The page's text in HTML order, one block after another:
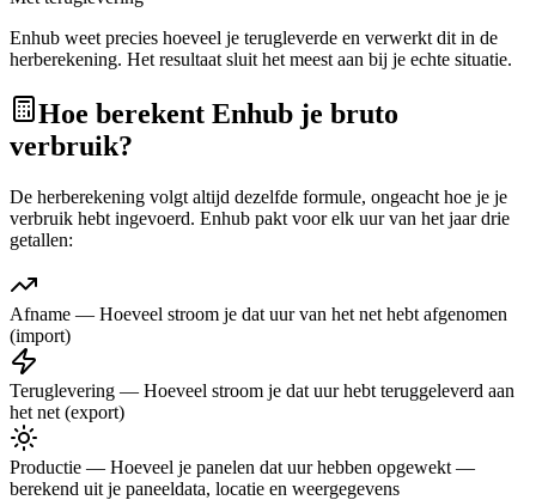
Enhub weet precies hoeveel je terugleverde en verwerkt dit in de
herberekening. Het resultaat sluit het meest aan bij je echte situatie.
Hoe berekent Enhub je bruto
verbruik?
De herberekening volgt altijd dezelfde formule, ongeacht hoe je je
verbruik hebt ingevoerd. Enhub pakt voor elk uur van het jaar drie
getallen:
Afname — Hoeveel stroom je dat uur van het net hebt afgenomen
(import)
Teruglevering — Hoeveel stroom je dat uur hebt teruggeleverd aan
het net (export)
Productie — Hoeveel je panelen dat uur hebben opgewekt —
berekend uit je paneeldata, locatie en weergegevens